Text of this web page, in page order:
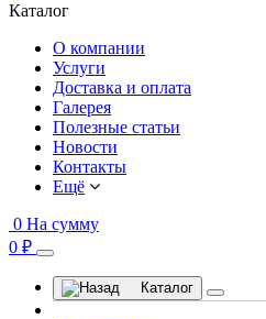
Каталог
О компании
Услуги
Доставка и оплата
Галерея
Полезные статьи
Новости
Контакты
Ещё
0 На сумму
0 ₽
Каталог